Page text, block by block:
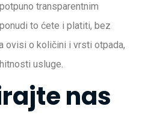
transparentnim
to ćete i platiti, bez
ovisi o količini i vrsti otpada,
usluge.
nas